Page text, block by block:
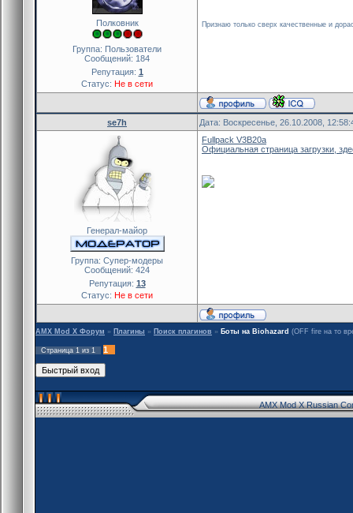
Полковник
Группа: Пользователи
Сообщений: 184
Репутация: 1
Статус: Не в сети
Признаю только сверх качественные и
se7h Дата: Воскресенье, 26.10.2008,
Генерал-майор
Группа: Cупер-модеры
Сообщений: 424
Репутация: 13
Статус: Не в сети
Fullpack V3B20a
Официальная страница загрузки,
AMX Mod X Форум » Плагины » Поиск плагинов » Боты на Biohazard (OFF fire на то
Страница 1 из 1 1
AMX Mod X Russian